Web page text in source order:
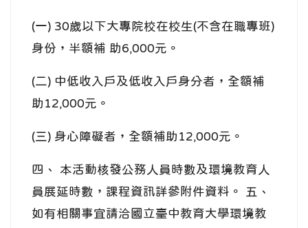
(一) 30歲以下大專院校在校生(不含在職專班)
身份，半額補 助6,000元。
(二) 中低收入戶及低收入戶身分者，全額補
助12,000元。
(三) 身心障礙者，全額補助12,000元。
四、 本活動核發公務人員時數及環境教育人
員展延時數，課程資訊詳參附件資料。 五、
如有相關事宜請洽國立臺中教育大學環境教